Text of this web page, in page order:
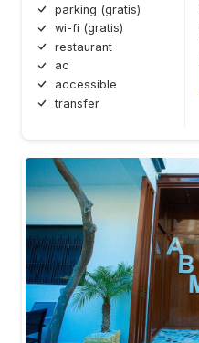
parking (gratis)
wi-fi (gratis)
restaurant
ac
accessible
transfer